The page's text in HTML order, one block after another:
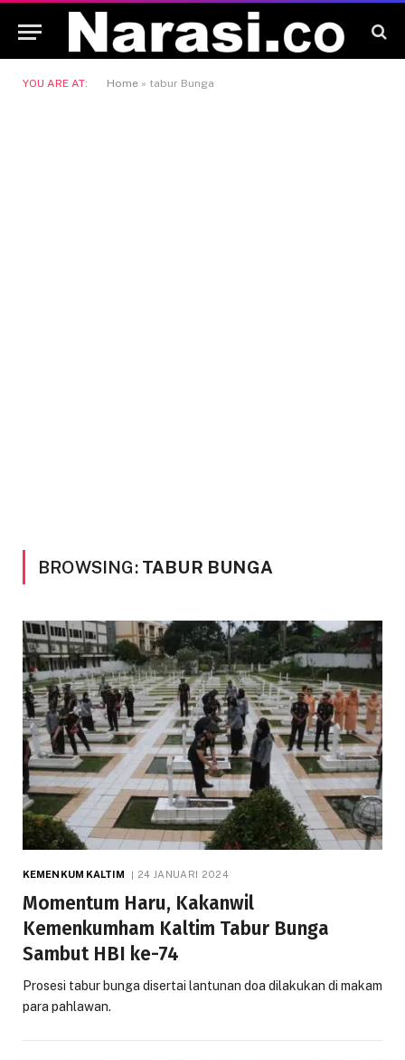
YOU ARE AT: Home » tabur Bunga
BROWSING: TABUR BUNGA
KEMENKUM KALTIM 24 JANUARI 2024
Momentum Haru, Kakanwil
Kemenkumham Kaltim Tabur Bunga
Sambut HBI ke-74
Prosesi tabur bunga disertai lantunan doa dilakukan di makam
para pahlawan.